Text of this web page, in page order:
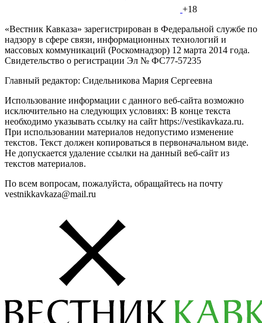
+18
«Вестник Кавказа» зарегистрирован в Федеральной службе по
надзору в сфере связи, информационных технологий и
массовых коммуникаций (Роскомнадзор) 12 марта 2014 года.
Свидетельство о регистрации Эл № ФС77-57235
Главный редактор: Сидельникова Мария Сергеевна
Использование информации с данного веб-сайта возможно
исключительно на следующих условиях: В конце текста
необходимо указывать ссылку на сайт https://vestikavkaza.ru.
При использовании материалов недопустимо изменение
текстов. Текст должен копироваться в первоначальном виде.
Не допускается удаление ссылки на данный веб-сайт из
текстов материалов.
По всем вопросам, пожалуйста, обращайтесь на почту
vestnikkavkaza@mail.ru